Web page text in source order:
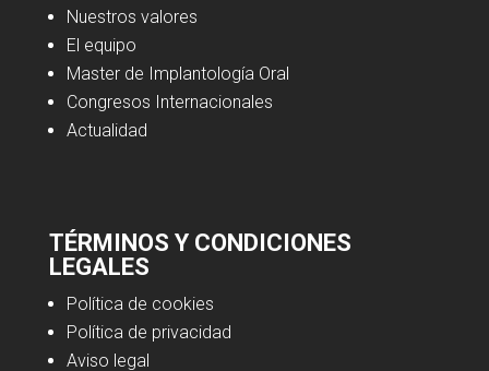
Nuestros valores
El equipo
Master de Implantología Oral
Congresos Internacionales
Actualidad
TÉRMINOS Y CONDICIONES
LEGALES
Política de cookies
Política de privacidad
Aviso legal